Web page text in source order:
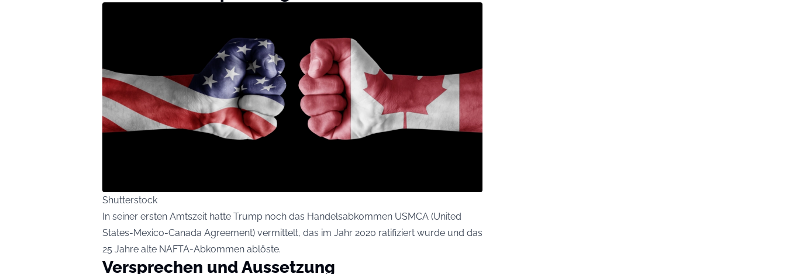
Shutterstock
In seiner ersten Amtszeit hatte Trump noch das Handelsabkommen USMCA (United
States-Mexico-Canada Agreement) vermittelt, das im Jahr 2020 ratifiziert wurde und das
25 Jahre alte NAFTA-Abkommen ablöste.
Versprechen und Aussetzung